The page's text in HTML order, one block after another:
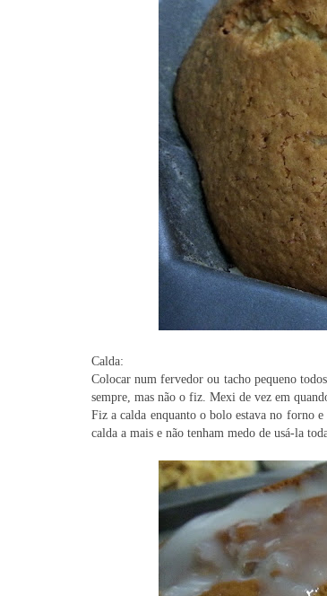
Calda:
Colocar num fervedor ou tacho pequeno
sempre, mas não o fiz. Mexi de vez em
Fiz a calda enquanto o bolo estava no forno
calda a mais e não tenham medo de usá-la